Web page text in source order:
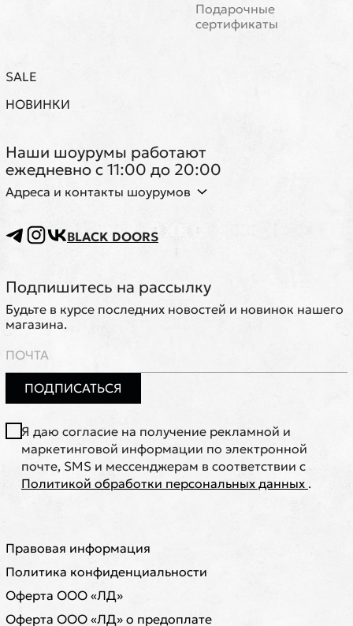
Подарочные
сертификаты
SALE
НОВИНКИ
Наши шоурумы работают
ежедневно с 11:00 до 20:00
Адреса и контакты шоурумов
BLACK DOORS
Подпишитесь на рассылку
Будьте в курсе последних новостей и новинок нашего
магазина.
ПОДПИСАТЬСЯ
Я даю согласие на получение рекламной и
маркетинговой информации по электронной
почте, SMS и мессенджерам в соответствии с
Политикой обработки персональных данных .
Правовая информация
Политика конфиденциальности
Оферта ООО «ЛД»
Оферта ООО «ЛД» о предоплате